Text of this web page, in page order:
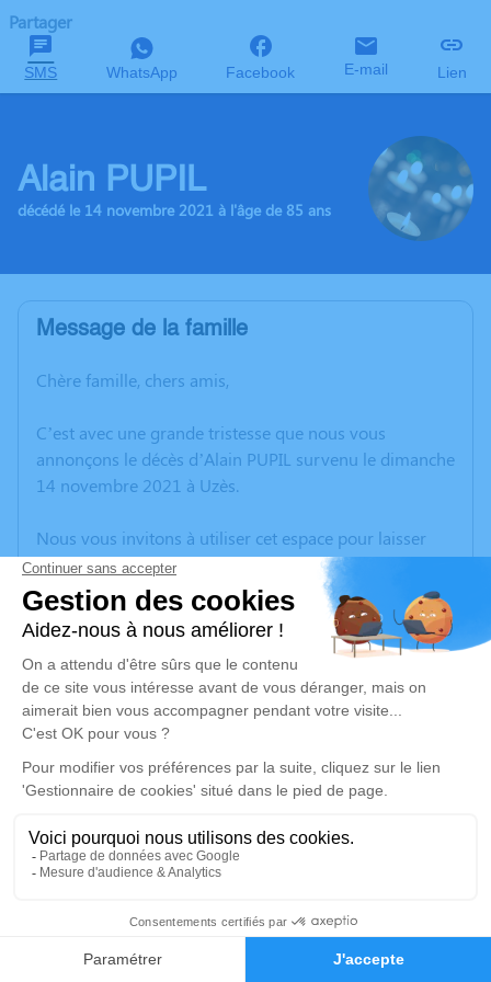
Faire-part Hommages
Partager
SMS WhatsApp Facebook E-mail Lien
Alain PUPIL
décédé le 14 novembre 2021 à l'âge de 85 ans
Message de la famille
Chère famille, chers amis,
C’est avec une grande tristesse que nous vous
annonçons le décès d’Alain PUPIL survenu le dimanche
14 novembre 2021 à Uzès.
Nous vous invitons à utiliser cet espace pour laisser
vos condoléances, partager des photos souvenirs, une
anecdote ou exprimer vos pensées à travers des
poèmes ou des textes. Cet endroit est un lieu
d'expression dédié à honorer la mémoire d’Alain
PUPIL.
Un service de plantation d’arbre hommage est
disponible ici.
Je rends hommage
Cérémonie religieuse
Temple d'Uzès
6 Avenue de la Libération